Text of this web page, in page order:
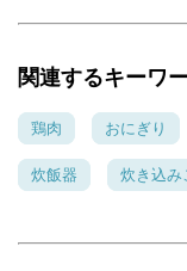
関連するキーワ
鶏肉 おにぎり
炊飯器 炊き込み